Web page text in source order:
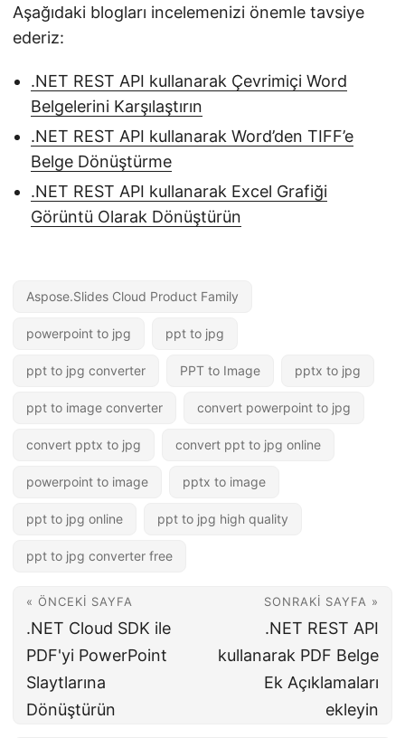
Aşağıdaki blogları incelemenizi önemle tavsiye
ederiz:
.NET REST API kullanarak Çevrimiçi Word
Belgelerini Karşılaştırın
.NET REST API kullanarak Word’den TIFF’e
Belge Dönüştürme
.NET REST API kullanarak Excel Grafiği
Görüntü Olarak Dönüştürün
Aspose.Slides Cloud Product Family
powerpoint to jpg ppt to jpg
ppt to jpg converter PPT to Image pptx to jpg
ppt to image converter convert powerpoint to jpg
convert pptx to jpg convert ppt to jpg online
powerpoint to image pptx to image
ppt to jpg online ppt to jpg high quality
ppt to jpg converter free
« ÖNCEKI SAYFA
.NET Cloud SDK ile
PDF'yi PowerPoint
Slaytlarına
Dönüştürün
SONRAKI SAYFA »
.NET REST API
kullanarak PDF Belge
Ek Açıklamaları
ekleyin